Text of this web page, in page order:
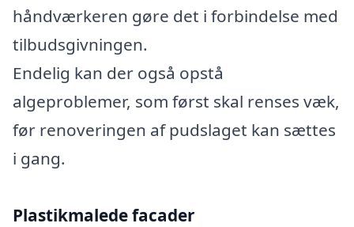
håndværkeren gøre det i forbindelse med
tilbudsgivningen.
Endelig kan der også opstå
algeproblemer, som først skal renses væk,
før renoveringen af pudslaget kan sættes
i gang.
Plastikmalede facader